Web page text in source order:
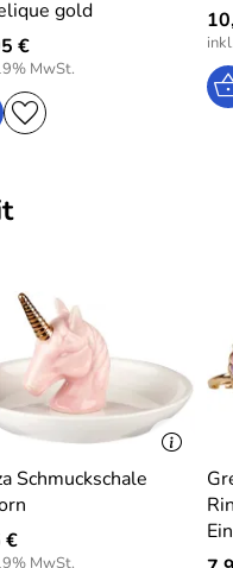
gold
€
MwSt.
Schmuckschale
€
MwSt.